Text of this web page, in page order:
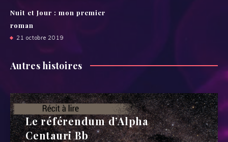
Nuit et Jour : mon premier
roman
21 octobre 2019
Autres histoires
Le référendum d’Alpha
Centauri Bb